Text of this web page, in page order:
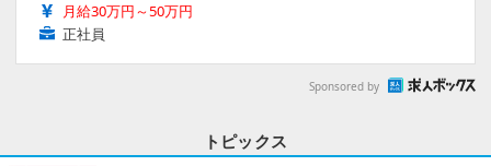
月給30万円～50万円
正社員
Sponsored by
トピックス